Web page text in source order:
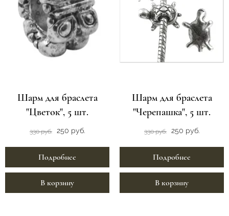
Шарм для браслета
"Цветок", 5 шт.
330 руб. 250 руб.
Подробнее
В корзину
Шарм для браслета
"Черепашка", 5 шт.
330 руб. 250 руб.
Подробнее
В корзину